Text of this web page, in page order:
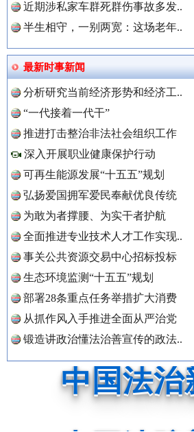
近期涉私家车群死群伤事故多发..
半生相守，一别两宽：这场老年..
最新时事新闻
分析研究当前经济形势和经济工..
“一代接着一代干”
推进打击整治非法社会组织工作
深入开展职业健康保护行动
可再生能源发展“十五五”规划
弘扬爱国拥军爱民奉献优良传统
为敢为者撑腰、为实干者护航
全面推进专业技术人才工作实现..
事关公共资源交易中心招标投标
生态环境监测“十五五”规划
部署28条重点任务举措扩大消费
从抓作风入手推进全面从严治党
锻造讲政治懂法治善宣传的政法..
中国全民
中国公众
中国公民
中国公共
中国法制
中国法治
中国法
三年瞒报超千万 隐匿收入偷税被查处
一枚“钉子”竟然扎入要害部门